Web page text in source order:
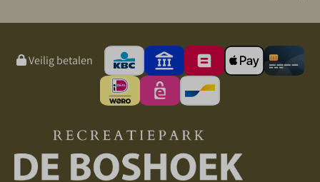
Veilig betalen